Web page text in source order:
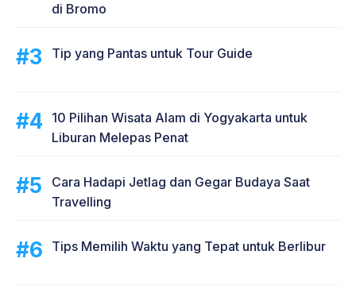
di Bromo
Tip yang Pantas untuk Tour Guide
10 Pilihan Wisata Alam di Yogyakarta untuk
Liburan Melepas Penat
Cara Hadapi Jetlag dan Gegar Budaya Saat
Travelling
Tips Memilih Waktu yang Tepat untuk Berlibur